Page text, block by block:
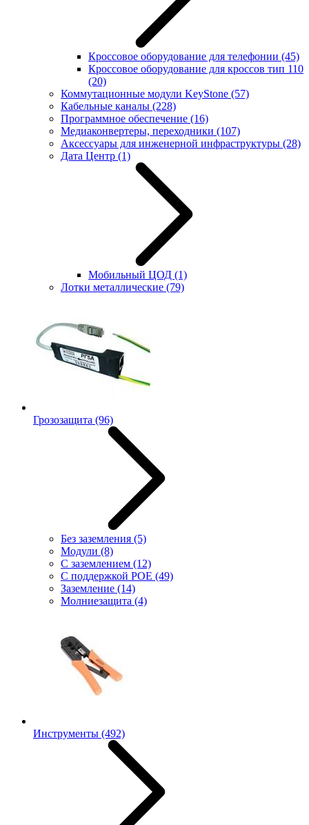
Кроссовое оборудование для телефонии (45)
Кроссовое оборудование для кроссов тип 110
(20)
Коммутационные модули KeyStone (57)
Кабельные каналы (228)
Программное обеспечение (16)
Медиаконвертеры, переходники (107)
Аксессуары для инженерной инфраструктуры (28)
Дата Центр (1)
Мобильный ЦОД (1)
Лотки металлические (79)
Грозозащита (96)
Без заземления (5)
Модули (8)
С заземлением (12)
С поддержкой POE (49)
Заземление (14)
Молниезащита (4)
Инструменты (492)